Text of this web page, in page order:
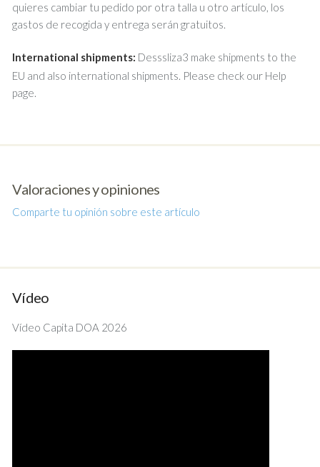
quieres cambiar tu pedido por otra talla u otro artículo, los
gastos de recogida y entrega serán gratuitos.
International shipments: Desssliza3 make shipments to the
EU and also international shipments. Please check our Help
page.
Valoraciones y opiniones
Comparte tu opinión sobre este artículo
Vídeo
Vídeo Capita DOA 2026